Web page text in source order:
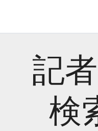
記
検